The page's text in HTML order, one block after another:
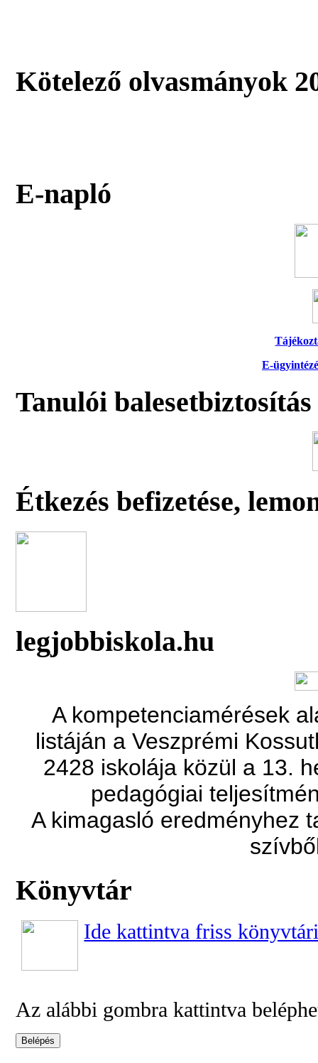
Kötelező olvasmányok
E-napló
E-
Tanulói balesetbiztosítás
Étkezés befizetése,
legjobbiskola.hu
A kompetenciamérések
listáján a Veszprémi
2428 iskolája közül a 13.
pedagógiai
A kimagasló eredményhez
Könyvtár
Ide kattintva friss
Az alábbi gombra kattintva